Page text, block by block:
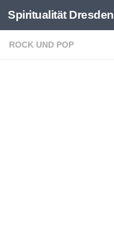
Zum Inhalt springen
Spiritualität Dresden
ROCK UND POP